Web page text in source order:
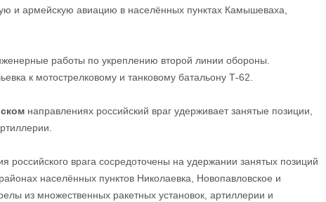
и армейскую авиацию в населённых пунктах Камышеваха,
работы по укреплению второй линии обороны.
к мотострелковому и танковому батальону Т-62.
направлениях российский враг удерживает занятые позиции,
российского врага сосредоточены на удержании занятых позиций
населённых пунктов Николаевка, Новопавловское и
из множественных ракетных установок, артиллерии и